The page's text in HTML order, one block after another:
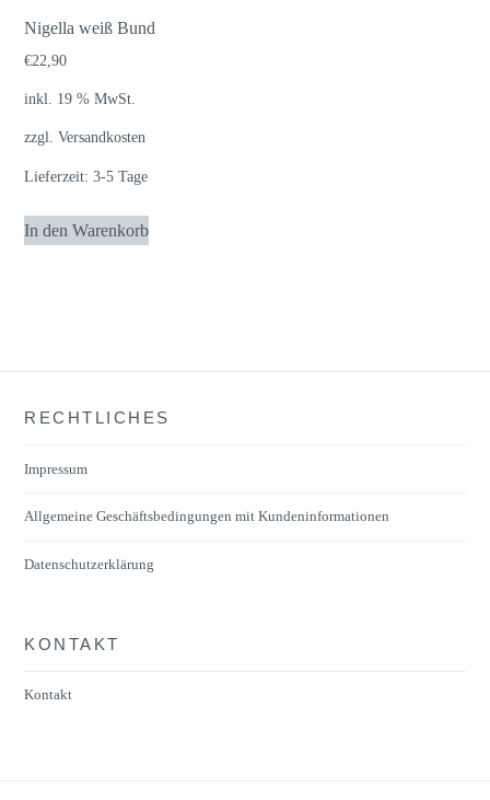
Nigella weiß Bund
€22,90
inkl. 19 % MwSt.
zzgl.Versandkosten
Lieferzeit:3-5 Tage
In den Warenkorb
RECHTLICHES
Impressum
Allgemeine Geschäftsbedingungen mit Kundeninformationen
Datenschutzerklärung
KONTAKT
Kontakt